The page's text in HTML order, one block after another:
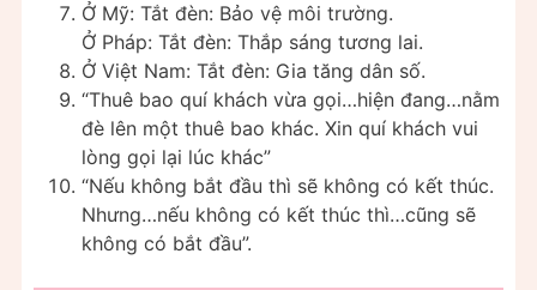
Ở Mỹ: Tắt đèn: Bảo vệ môi trường.
Ở Pháp: Tắt đèn: Thắp sáng tương lai.
Ở Việt Nam: Tắt đèn: Gia tăng dân số.
“Thuê bao quí khách vừa gọi…hiện đang…nằm
đè lên một thuê bao khác. Xin quí khách vui
lòng gọi lại lúc khác”
“Nếu không bắt đầu thì sẽ không có kết thúc.
Nhưng…nếu không có kết thúc thì…cũng sẽ
không có bắt đầu”.